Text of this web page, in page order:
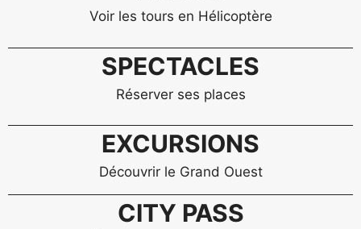
Voir les tours en Hélicoptère
SPECTACLES
Réserver ses places
EXCURSIONS
Découvrir le Grand Ouest
CITY PASS